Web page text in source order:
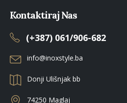
Kontaktiraj Nas
(+387) 061/906-682
info@inoxstyle.ba
Donji Ulišnjak bb
74250 Maglaj